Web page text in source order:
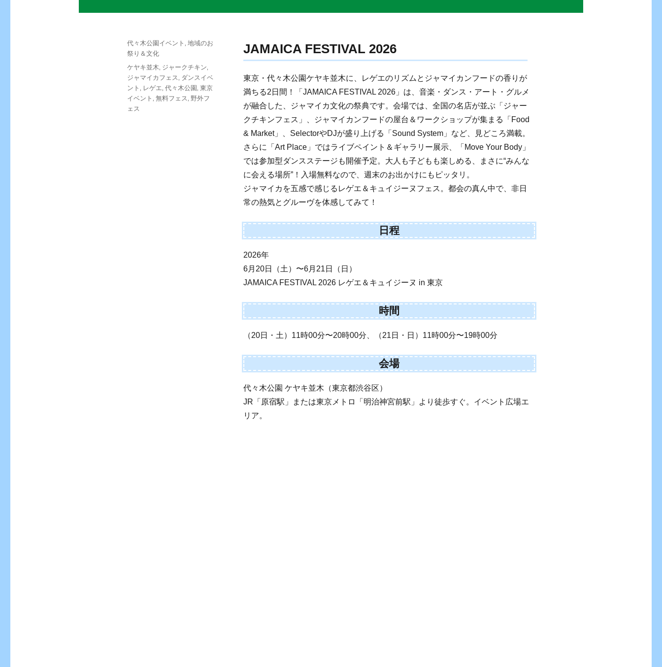
JAMAICA FESTIVAL 2026
東京・代々木公園ケヤキ並木に、レゲエのリズムとジャマイカンフードの香りが
満ちる2日間！「JAMAICA FESTIVAL 2026」は、音楽・ダンス・アート・グルメ
が融合した、ジャマイカ文化の祭典です。会場では、全国の名店が並ぶ「ジャー
クチキンフェス」、ジャマイカンフードの屋台＆ワークショップが集まる「Food
& Market」、SelectorやDJが盛り上げる「Sound System」など、見どころ満載。
さらに「Art Place」ではライブペイント＆ギャラリー展示、「Move Your Body」
では参加型ダンスステージも開催予定。大人も子どもも楽しめる、まさに“みんな
に会える場所”！入場無料なので、週末のお出かけにもピッタリ。
ジャマイカを五感で感じるレゲエ＆キュイジーヌフェス。都会の真ん中で、非日
常の熱気とグルーヴを体感してみて！
日程
2026年
6月20日（土）〜6月21日（日）
JAMAICA FESTIVAL 2026 レゲエ＆キュイジーヌ in 東京
時間
（20日・土）11時00分〜20時00分、（21日・日）11時00分〜19時00分
会場
代々木公園 ケヤキ並木（東京都渋谷区）
JR「原宿駅」または東京メトロ「明治神宮前駅」より徒歩すぐ。イベント広場エ
リア。
投
稿
カ
テ
代々木公園イベント , 地域のお
祭り＆文化
タ
グ
ケヤキ並木, ジャークチキン,
ジャマイカフェス, ダンスイベ
ント , レゲエ, 代々木公園, 東京
イベント , 無料フェス, 野外フ
ェス